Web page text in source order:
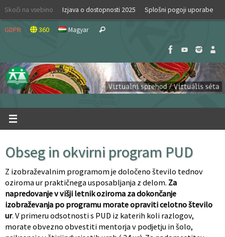
Skip
content
Skoči na vsebino Izjava o dostopnosti 2025 Splošni pogoji uporabe
GDPR 360 Magyar Search
Obseg in okvirni program PUD
Z izobraževalnim programom je določeno število tednov
oziroma ur praktičnega usposabljanja z delom. Za
napredovanje v višji letnik oziroma za dokončanje
izobraževanja po programu morate opraviti celotno število
ur. V primeru odsotnosti s PUD iz katerih koli razlogov,
morate obvezno obvestiti mentorja v podjetju in šolo,